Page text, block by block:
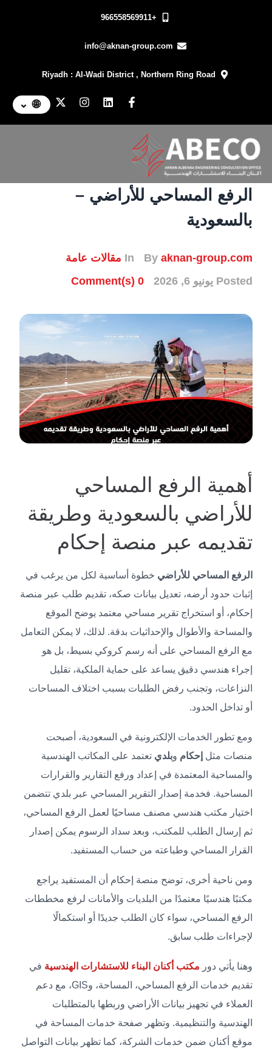
+966558569911
info@aknan-group.com
Riyadh : Al-Wadi District , Northern Ring Road
🌐
⌄
الرفع المساحي للأراضي –
بالسعودية
By aknan-group.com
In مقالات عامة
Posted يونيو 6, 2026 0 Comment(s)
أهمية الرفع المساحي
للأراضي بالسعودية وطريقة
تقديمه عبر منصة إحكام
الرفع المساحي للأراضي خطوة أساسية لكل من يرغب في
إثبات حدود أرضه، تعديل بيانات صكه، تقديم طلب عبر منصة
إحكام، أو استخراج تقرير مساحي معتمد يوضح الموقع
والمساحة والأطوال والإحداثيات بدقة. لذلك، لا يمكن التعامل
مع الرفع المساحي على أنه رسم كروكي بسيط، بل هو
إجراء هندسي دقيق يساعد على حماية الملكية، تقليل
النزاعات، وتجنب رفض الطلبات بسبب اختلاف المساحات
أو تداخل الحدود.
ومع تطور الخدمات الإلكترونية في السعودية، أصبحت
منصات مثل إحكام وبلدي تعتمد على المكاتب الهندسية
والمساحية المعتمدة في إعداد ورفع التقارير والقرارات
المساحية. فخدمة إصدار التقرير المساحي عبر بلدي تتضمن
اختيار مكتب هندسي مصنف مساحيًا لعمل الرفع المساحي،
ثم إرسال الطلب للمكتب، وبعد سداد الرسوم يمكن إصدار
القرار المساحي وطباعته من حساب المستفيد.
ومن ناحية أخرى، توضح منصة إحكام أن المستفيد يراجع
مكتبًا هندسيًا معتمدًا من البلديات والأمانات لرفع مخططات
الرفع المساحي، سواء كان الطلب جديدًا أو استكمالًا
لإجراءات طلب سابق.
وهنا يأتي دور مكتب أكنان البناء للاستشارات الهندسية في
تقديم خدمات الرفع المساحي، المساحة، وGIS، مع دعم
العملاء في تجهيز بيانات الأراضي وربطها بالمتطلبات
الهندسية والتنظيمية. وتظهر صفحة خدمات المساحة في
موقع أكنان ضمن خدمات الشركة، كما تظهر بيانات التواصل